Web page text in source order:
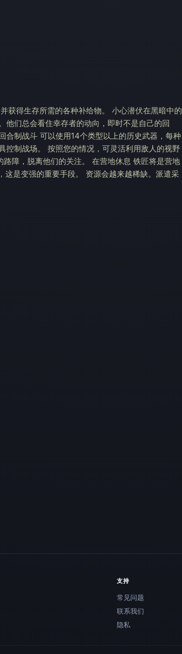
获得生存所需的各种补给物。 小心潜伏在黑暗中的
他们总会看住幸存者的动向，即时不是自己的回
合制战斗 可以使用14个类型以上的历史武器，每种
控制战场。 按照您的情况，可灵活利用敌人的视野
障，脱离他们的关注。 在营地休息 铁匠将是营地
是变强的重要手段。 资源会越来越稀缺。派遣采
支持
常见问题
联系我们
隐私